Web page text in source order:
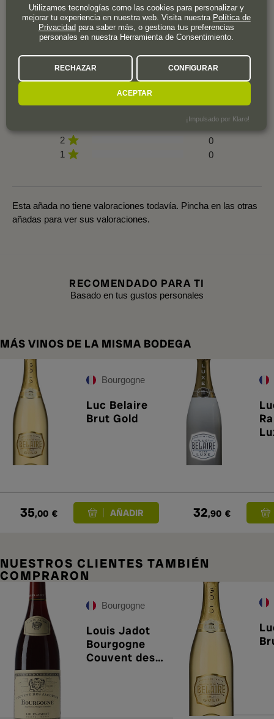
2
0
1
0
Esta añada no tiene valoraciones todavía. Pincha en las otras
añadas para ver sus valoraciones.
RECOMENDADO PARA TI
Basado en tus gustos personales
MÁS VINOS DE LA MISMA BODEGA
Bourgogne
Luc Belaire
Brut Gold
35,00 € 32,90 €
NUESTROS CLIENTES TAMBIÉN
COMPRARON
Bourgogne
Louis Jadot
Bourgogne
Couvent des
Utilizamos tecnologías como las cookies para personalizar y
mejorar tu experiencia en nuestra web. Visita nuestra Política de
Privacidadpara saber más, o gestiona tus preferencias
personales en nuestra Herramienta de Consentimiento.
RECHAZAR CONFIGURAR
ACEPTAR
¡Impulsado por Klaro!